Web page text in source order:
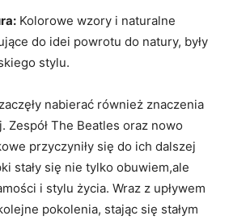
Kolorowe wzory i ⁢naturalne
⁤do idei ⁢powrotu do‍ natury, były
stylu.
nabierać‌ również ‌znaczenia
Zespół‍ The Beatles⁤ oraz nowo
przyczyniły⁣ się ⁣do ⁣ich dalszej
stały ‌się nie⁤ tylko obuwiem,ale
i ⁤stylu ‍życia. Wraz z upływem​
pokolenia, stając się ⁤stałym